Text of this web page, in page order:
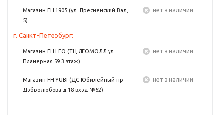
Магазин FH 1905 (ул. Пресненский Вал,
5)
Нет в наличии
г. Санкт-Петербург:
Магазин FH LEO (ТЦ ЛЕОМОЛЛ ул
Планерная 59 3 этаж)
Нет в наличии
Магазин FH YUBI (ДС Юбилейный пр
Добролюбова д.18 вход №62)
Нет в наличии